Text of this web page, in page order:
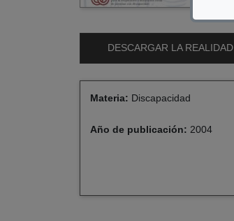
DESCARGAR LA
Materia: Discapacidad
Año de publicación: 2004